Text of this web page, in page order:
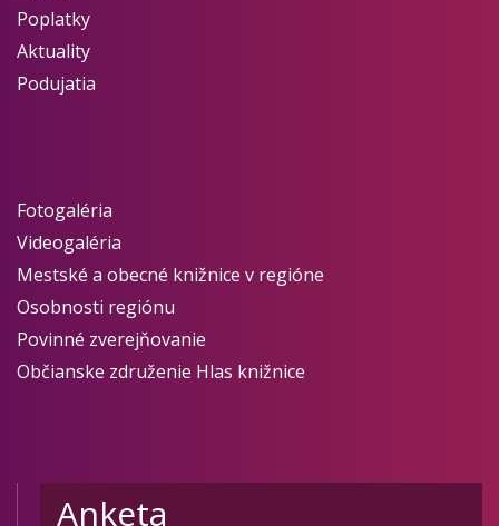
Poplatky
Aktuality
Podujatia
Fotogaléria
Videogaléria
Mestské a obecné knižnice v regióne
Osobnosti regiónu
Povinné zverejňovanie
Občianske združenie Hlas knižnice
Anketa